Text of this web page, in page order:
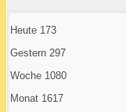
Heute 173
Gestern 297
Woche 1080
Monat 1617